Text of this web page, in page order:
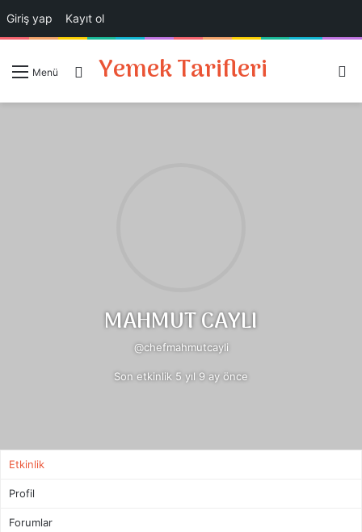
Giriş yap Kayıt ol
Menü Giriş Yap
Yemek Tarifleri
MAHMUT CAYLI
@chefmahmutcayli
Son etkinlik 5 yıl 9 ay önce
Etkinlik
Profil
Forumlar